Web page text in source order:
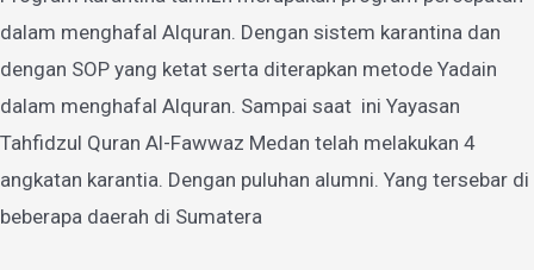
dalam menghafal Alquran. Dengan sistem karantina dan
dengan SOP yang ketat serta diterapkan metode Yadain
dalam menghafal Alquran. Sampai saat ini Yayasan
Tahfidzul Quran Al-Fawwaz Medan telah melakukan 4
angkatan karantia. Dengan puluhan alumni. Yang tersebar di
beberapa daerah di Sumatera